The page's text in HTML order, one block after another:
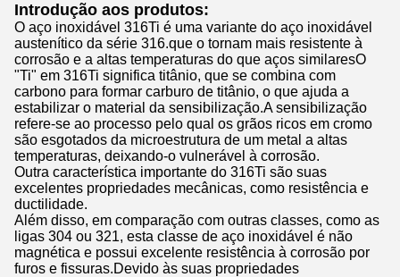
Introdução aos produtos:
O aço inoxidável 316Ti é uma variante do aço inoxidável
austenítico da série 316.que o tornam mais resistente à
corrosão e a altas temperaturas do que aços similaresO
"Ti" em 316Ti significa titânio, que se combina com
carbono para formar carburo de titânio, o que ajuda a
estabilizar o material da sensibilização.A sensibilização
refere-se ao processo pelo qual os grãos ricos em cromo
são esgotados da microestrutura de um metal a altas
temperaturas, deixando-o vulnerável à corrosão.
Outra característica importante do 316Ti são suas
excelentes propriedades mecânicas, como resistência e
ductilidade.
Além disso, em comparação com outras classes, como as
ligas 304 ou 321, esta classe de aço inoxidável é não
magnética e possui excelente resistência à corrosão por
furos e fissuras.Devido às suas propriedades